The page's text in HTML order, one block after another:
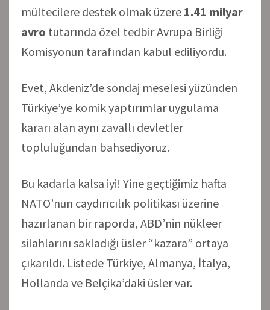
mültecilere destek olmak üzere 1.41 milyar
avro tutarında özel tedbir Avrupa Birliği
Komisyonun tarafından kabul ediliyordu.
Evet, Akdeniz’de sondaj meselesi yüzünden
Türkiye’ye komik yaptırımlar uygulama
kararı alan aynı zavallı devletler
topluluğundan bahsediyoruz.
Bu kadarla kalsa iyi! Yine geçtiğimiz hafta
NATO’nun caydırıcılık politikası üzerine
hazırlanan bir raporda, ABD’nin nükleer
silahlarını sakladığı üsler “kazara” ortaya
çıkarıldı. Listede Türkiye, Almanya, İtalya,
Hollanda ve Belçika’daki üsler var.